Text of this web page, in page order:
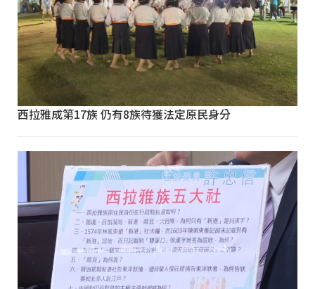
西拉雅成第17族 仍有8族待獲法定原民身分